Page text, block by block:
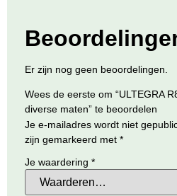
Er zijn nog geen beoordelingen.
Wees de eerste om “ULTEGRA
diverse maten” te beoordelen
Je e-mailadres wordt niet
zijn gemarkeerd met *
Je waardering *